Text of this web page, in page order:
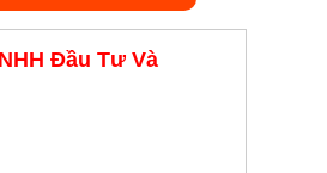
Đầu Tư Và